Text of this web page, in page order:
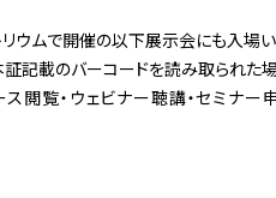
ウムで開催の以下展示会にも入場い
記載のバーコードを読み取られた場
閲覧・ウェビナー聴講・セミナー